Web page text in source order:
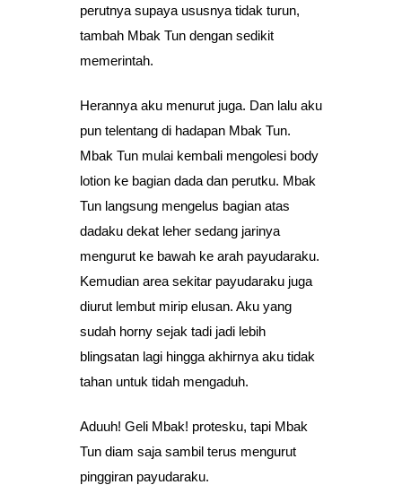
perutnya supaya ususnya tidak turun,
tambah Mbak Tun dengan sedikit
memerintah.
Herannya aku menurut juga. Dan lalu aku
pun telentang di hadapan Mbak Tun.
Mbak Tun mulai kembali mengolesi body
lotion ke bagian dada dan perutku. Mbak
Tun langsung mengelus bagian atas
dadaku dekat leher sedang jarinya
mengurut ke bawah ke arah payudaraku.
Kemudian area sekitar payudaraku juga
diurut lembut mirip elusan. Aku yang
sudah horny sejak tadi jadi lebih
blingsatan lagi hingga akhirnya aku tidak
tahan untuk tidah mengaduh.
Aduuh! Geli Mbak! protesku, tapi Mbak
Tun diam saja sambil terus mengurut
pinggiran payudaraku.